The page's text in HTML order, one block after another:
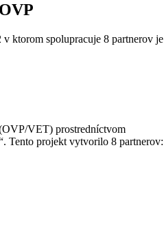
ktorom spolupracuje 8 partnerov je
VET) prostredníctvom
Tento projekt vytvorilo 8 partnerov: